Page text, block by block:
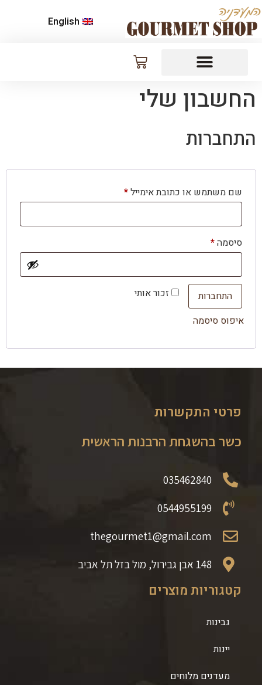
English
החשבון שלי
התחברות
שם משתמש או כתובת אימייל*
סיסמה*
זכור אותי
התחברות
איפוס סיסמה
פרטי התקשרות
כשר בהשגחת הרבנות הראשית
035462840
0544955199
thegourmet1@gmail.com
148 אבן גבירול, מול בזל תל אביב
קטגוריות מוצרים
גבינות
יינות
מעדנים מלוחים